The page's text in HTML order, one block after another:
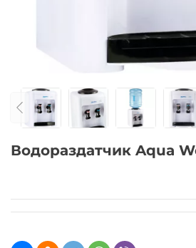
Водораздатчик Aqua